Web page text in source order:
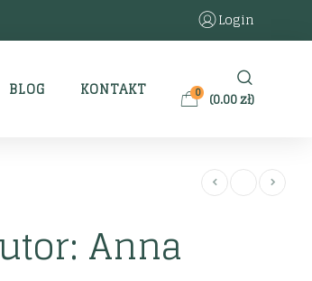
Login
BLOG KONTAKT 0 (0.00zł)
Anna